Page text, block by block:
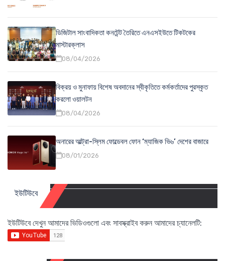
ডিজিটাল সাংবাদিকতা কনটেন্ট তৈরিতে এনএসইউতে টিকটকের
মাস্টারক্লাস
08/04/2026
বিক্রয় ও মুনাফায় বিশেষ অবদানের স্বীকৃতিতে কর্মকর্তাদের পুরস্কৃত
করলো ওয়ালটন
08/04/2026
অনারের আল্ট্রা-স্লিম ফোল্ডেবল ফোন ‘ম্যাজিক ভি৬’ দেশের বাজারে
08/01/2026
ইউটিউবে
ইউটিউবে দেখুন আমাদের ভিডিওগুলো এবং সাবস্ক্রাইব করুন আমাদের চ্যানেলটি: